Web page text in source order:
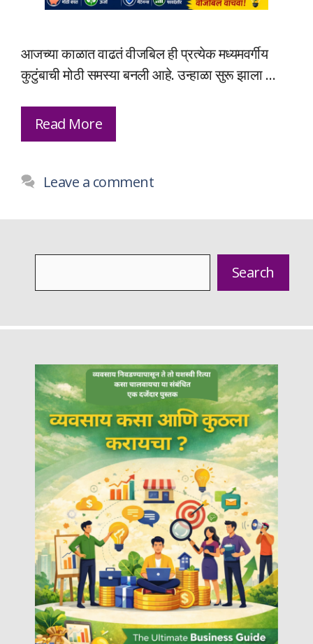
आजच्या काळात वाढतं वीजबिल ही प्रत्येक मध्यमवर्गीय
कुटुंबाची मोठी समस्या बनली आहे. उन्हाळा सुरू झाला …
Read More
Leave a comment
Search